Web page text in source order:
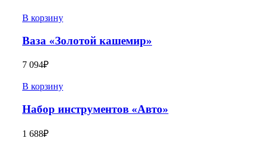
В корзину
Ваза «Золотой кашемир»
7 094₽
В корзину
Набор инструментов «Авто»
1 688₽